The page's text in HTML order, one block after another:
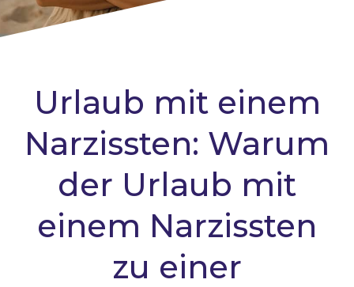
Urlaub mit einem
Narzissten: Warum
der Urlaub mit
einem Narzissten
zu einer